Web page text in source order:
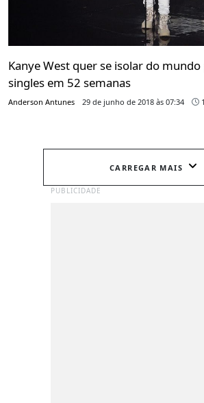
Kanye West quer se isolar do
singles em 52 semanas
Anderson Antunes 29 de junho de 2018 às 07:34
CARREGAR MAIS
PUBLICIDADE